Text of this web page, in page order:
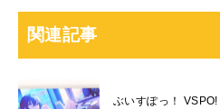
関連記事
ぶいすぽっ！